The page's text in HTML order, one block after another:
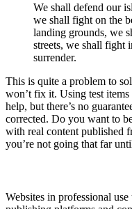
We shall defend our
we shall fight on the
landing grounds, we
streets, we shall fight
surrender.
This is quite a problem to
won’t fix it. Using test
help, but there’s no
corrected. Do you want to
with real content published
you’re not going that far
Websites in professional